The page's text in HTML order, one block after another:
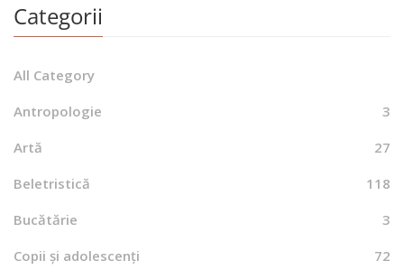
Categorii
All Category
Antropologie
3
Artă
27
Beletristică
118
Bucătărie
3
Copii și adolescenți
72